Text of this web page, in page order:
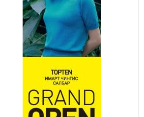
Үндэсний их баяр наадам
эхэллээ
2026 оны 7 сар 15 / 11 цаг 14 минут
усны аюулаас сэргийлж, нийслэлийн Онцгой
газрын 162 алба хаагч үүрэг гүйцэтгэж
оны 7 сар 15 / 11 цаг 07 минут
их сурын харваанд 850 харваач цэц
сорьж байна
оны 7 сар 15 / 11 цаг 03 минут